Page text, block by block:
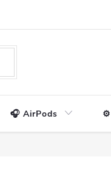
🎧 AirPods ⚙️